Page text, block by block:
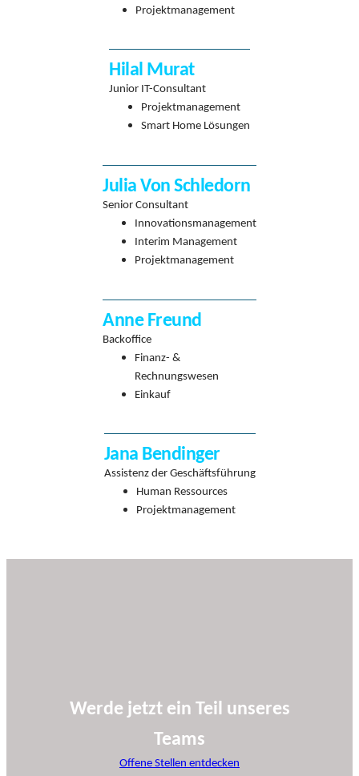
Projektmanagement
Hilal Murat
Junior IT-Consultant
Projektmanagement
Smart Home Lösungen
Julia Von Schledorn
Senior Consultant
Innovationsmanagement
Interim Management
Projektmanagement
Anne Freund
Backoffice
Finanz- &
Rechnungswesen
Einkauf
Jana Bendinger
Assistenz der Geschäftsführung
Human Ressources
Projektmanagement
Werde jetzt ein Teil unseres
Teams
Offene Stellen entdecken